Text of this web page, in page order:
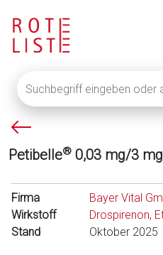
eingeben
oder
auf
die
Lupe
klicken,
um
alle
Fachinformationen
P
e
l
l
i
Petibelle® 0,03 mg/3
Firma
Bayer Vital
Wirkstoff
Drospirenon,
Stand
Oktober 2025